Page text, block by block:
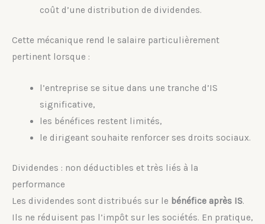
coût d’une distribution de dividendes.
Cette mécanique rend le salaire particulièrement
pertinent lorsque :
l’entreprise se situe dans une tranche d’IS
significative,
les bénéfices restent limités,
le dirigeant souhaite renforcer ses droits sociaux.
Dividendes : non déductibles et très liés à la
performance
Les dividendes sont distribués sur le bénéfice après IS.
Ils ne réduisent pas l’impôt sur les sociétés. En pratique,